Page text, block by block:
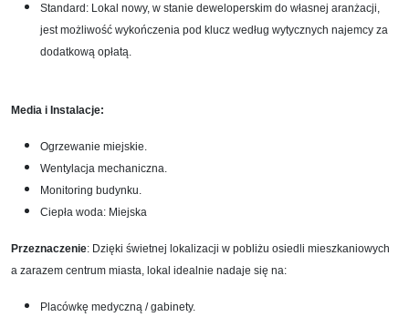
Standard: Lokal nowy, w stanie deweloperskim do własnej aranżacji,
jest możliwość wykończenia pod klucz według wytycznych najemcy za
dodatkową opłatą.
Media i Instalacje:
Ogrzewanie miejskie.
Wentylacja mechaniczna.
Monitoring budynku.
Ciepła woda: Miejska
Przeznaczenie: Dzięki świetnej lokalizacji w pobliżu osiedli mieszkaniowych
a zarazem centrum miasta, lokal idealnie nadaje się na:
Placówkę medyczną / gabinety.